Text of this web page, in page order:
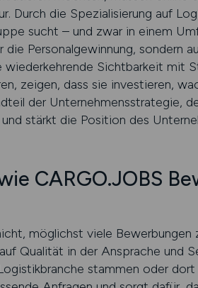
Durch die Spezialisierung auf
sucht – und zwar in einem
Personalgewinnung, sondern
wiederkehrende Sichtbarkeit mit
zeigen, dass sie investieren,
der Unternehmensstrategie,
stärkt die Position des
CARGO.JOBS
möglichst viele Bewerbungen
Qualität in der Ansprache und
stammen oder